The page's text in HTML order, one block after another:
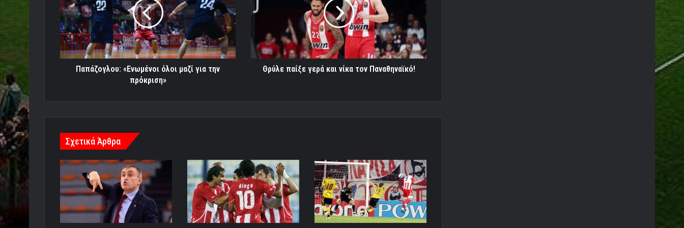
μαζί
για
την
πρόκριση»
Παπάζογλου: «Ενωμένοι όλοι μαζί για την
πρόκριση»
νίκα
Παναθηναϊκό!
Θρύλε παίξε γερά και νίκα τον Παναθηναϊκό!
Σχετικά Άρθρα